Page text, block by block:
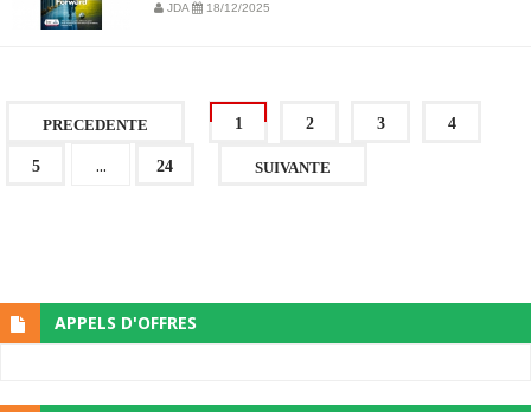
JDA 18/12/2025
PRECEDENTE 1 2 3 4
5 ... 24 SUIVANTE
APPELS D'OFFRES